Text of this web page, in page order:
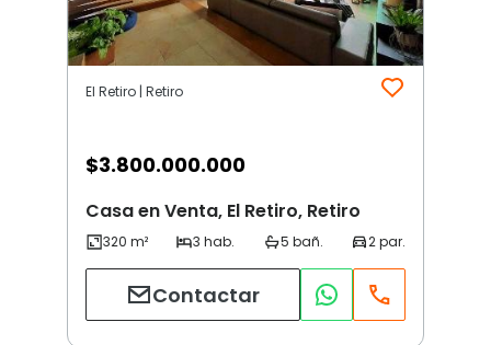
El Retiro | Retiro
$3.800.000.000
Casa en Venta, El Retiro, Retiro
Contactar